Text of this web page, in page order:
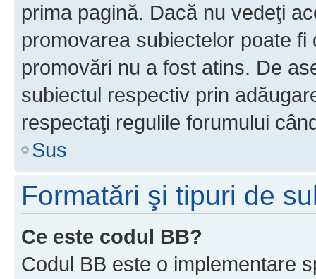
prima pagină. Dacă nu vedeţi
promovarea subiectelor poate
promovări nu a fost atins. De
subiectul respectiv prin
respectaţi regulile forumului
Sus
Formatări şi tipuri de
Ce este codul BB?
Codul BB este o implementare